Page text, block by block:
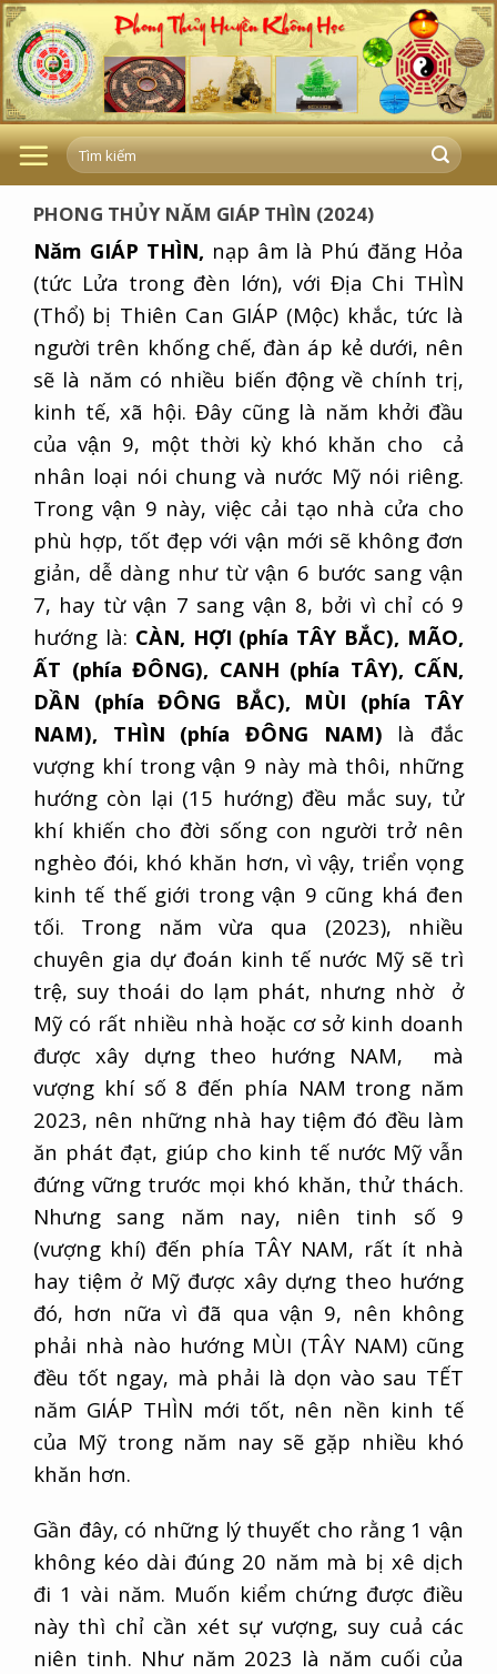
Skip
to
content
PHONG THỦY NĂM GIÁP THÌN (2024)
Năm GIÁP THÌN, nạp âm là Phú đăng Hỏa
(tức Lửa trong đèn lớn), với Địa Chi THÌN
(Thổ) bị Thiên Can GIÁP (Mộc) khắc, tức là
người trên khống chế, đàn áp kẻ dưới, nên
sẽ là năm có nhiều biến động về chính trị,
kinh tế, xã hội. Đây cũng là năm khởi đầu
của vận 9, một thời kỳ khó khăn cho cả
nhân loại nói chung và nước Mỹ nói riêng.
Trong vận 9 này, việc cải tạo nhà cửa cho
phù hợp, tốt đẹp với vận mới sẽ không đơn
giản, dễ dàng như từ vận 6 bước sang vận
7, hay từ vận 7 sang vận 8, bởi vì chỉ có 9
hướng là: CÀN, HỢI (phía TÂY BẮC), MÃO,
ẤT (phía ĐÔNG), CANH (phía TÂY), CẤN,
DẦN (phía ĐÔNG BẮC), MÙI (phía TÂY
NAM), THÌN (phía ĐÔNG NAM) là đắc
vượng khí trong vận 9 này mà thôi, những
hướng còn lại (15 hướng) đều mắc suy, tử
khí khiến cho đời sống con người trở nên
nghèo đói, khó khăn hơn, vì vậy, triển vọng
kinh tế thế giới trong vận 9 cũng khá đen
tối. Trong năm vừa qua (2023), nhiều
chuyên gia dự đoán kinh tế nước Mỹ sẽ trì
trệ, suy thoái do lạm phát, nhưng nhờ ở
Mỹ có rất nhiều nhà hoặc cơ sở kinh doanh
được xây dựng theo hướng NAM, mà
vượng khí số 8 đến phía NAM trong năm
2023, nên những nhà hay tiệm đó đều làm
ăn phát đạt, giúp cho kinh tế nước Mỹ vẫn
đứng vững trước mọi khó khăn, thử thách.
Nhưng sang năm nay, niên tinh số 9
(vượng khí) đến phía TÂY NAM, rất ít nhà
hay tiệm ở Mỹ được xây dựng theo hướng
đó, hơn nữa vì đã qua vận 9, nên không
phải nhà nào hướng MÙI (TÂY NAM) cũng
đều tốt ngay, mà phải là dọn vào sau TẾT
năm GIÁP THÌN mới tốt, nên nền kinh tế
của Mỹ trong năm nay sẽ gặp nhiều khó
khăn hơn.
Gần đây, có những lý thuyết cho rằng 1 vận
không kéo dài đúng 20 năm mà bị xê dịch
đi 1 vài năm. Muốn kiểm chứng được điều
này thì chỉ cần xét sự vượng, suy cuả các
niên tinh. Như năm 2023 là năm cuối của